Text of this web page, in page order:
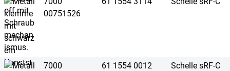
00751526
7000
61 1554 0012 Schelle sRF-C